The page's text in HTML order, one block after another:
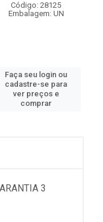
Código: 28125
Embalagem: UN
Faça seu login ou
cadastre-se para
ver preços e
comprar
3